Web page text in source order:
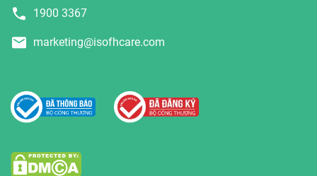
1900 3367
marketing@isofhcare.com